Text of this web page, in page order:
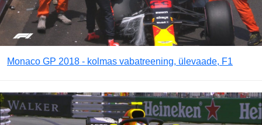
Monaco GP 2018 - kolmas vabatreening, ülevaade, F1